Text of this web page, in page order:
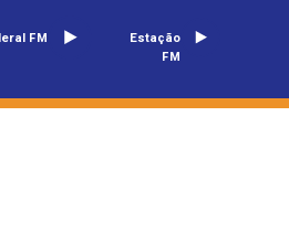
FM
Estação
FM